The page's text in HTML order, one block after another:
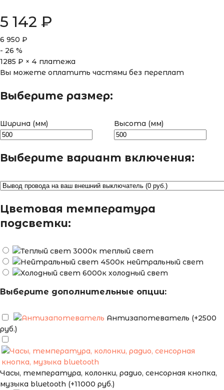
5 142 ₽
6 950 ₽
- 26 %
1285 ₽ × 4 платежа
Вы можете оплатить частями без переплат
Выберите размер:
Ширина (мм) Высота (мм)
Выберите вариант включения:
Цветовая температура
подсветки:
теплый свет
нейтральный свет
холодный свет
Выберите дополнительные опции:
Антизапотеватель (+2500
руб.)
Часы, температура, колонки, радио, сенсорная кнопка,
музыка bluetooth (+11000 руб.)